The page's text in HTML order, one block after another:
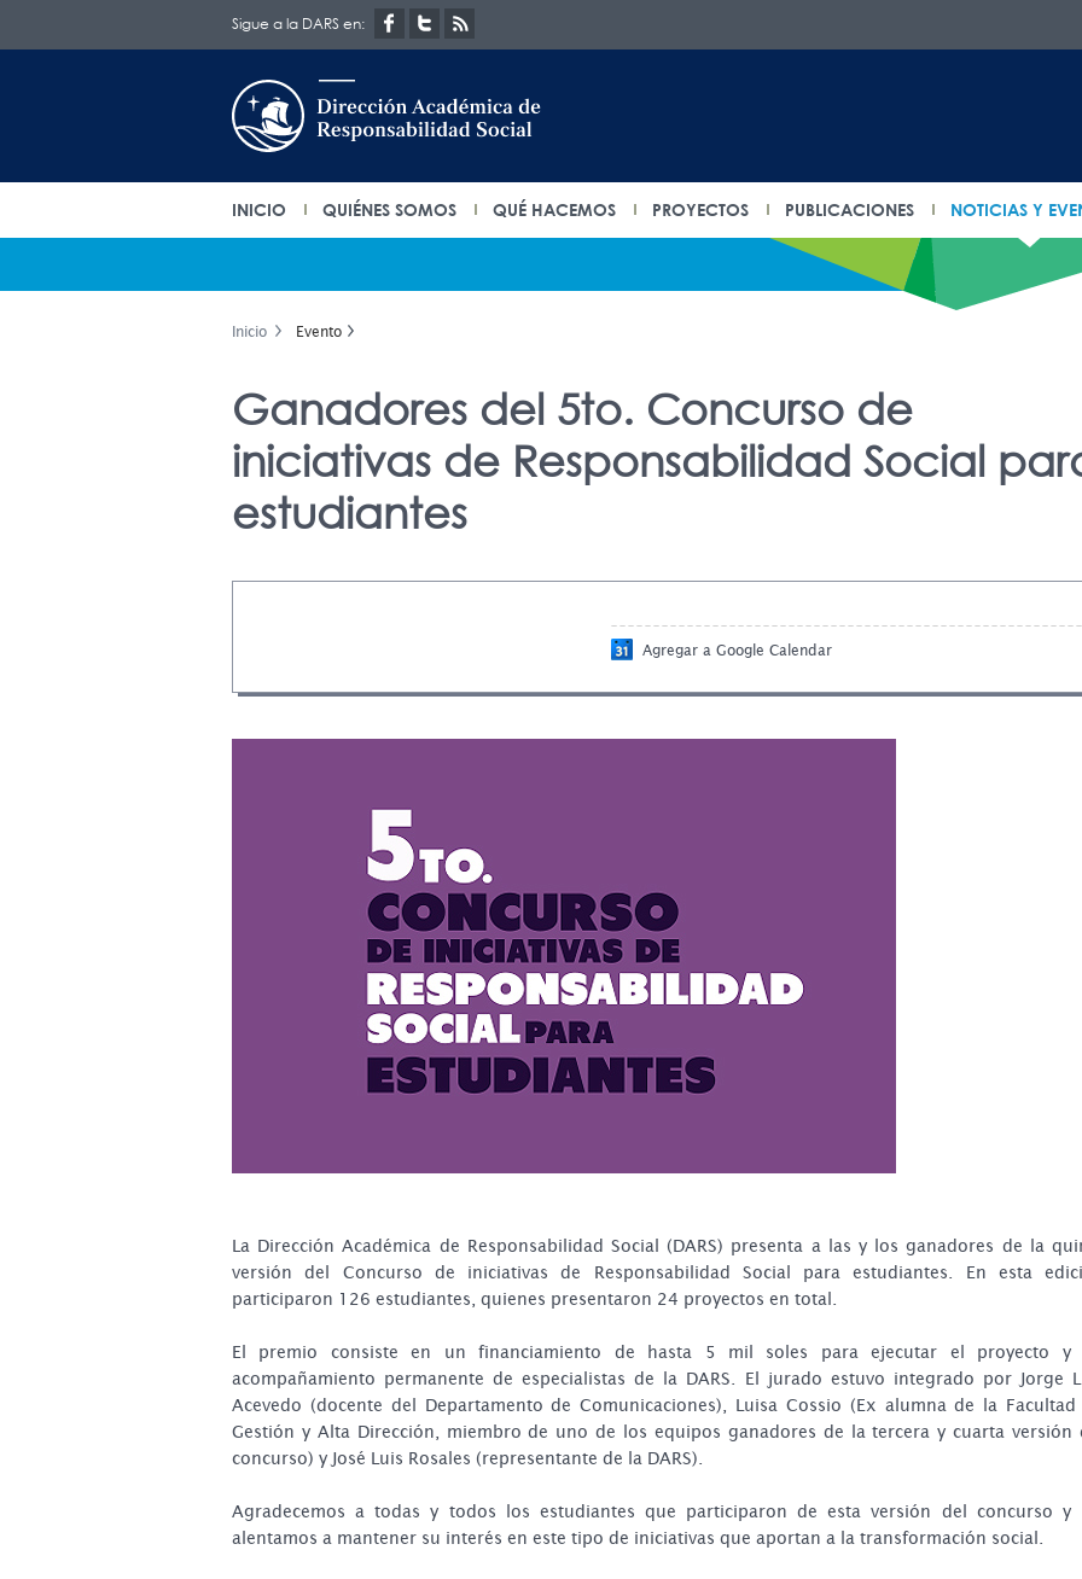
Sigue a la DARS en:
INICIO QUIÉNES SOMOS QUÉ HACEMOS PROYECTOS PUBLICACIONES NOTICIAS Y
Inicio Evento
Ganadores del 5to. Concurso de
iniciativas de Responsabilidad Social
estudiantes
Agregar a Google Calendar
La Dirección Académica de Responsabilidad Social (DARS) presenta a las y los ganadores de la
versión del Concurso de iniciativas de Responsabilidad Social para estudiantes. En esta
participaron 126 estudiantes, quienes presentaron 24 proyectos en total.
El premio consiste en un financiamiento de hasta 5 mil soles para ejecutar el proyecto y
acompañamiento permanente de especialistas de la DARS. El jurado estuvo integrado por Jorge
Acevedo (docente del Departamento de Comunicaciones), Luisa Cossio (Ex alumna de la Facultad
Gestión y Alta Dirección, miembro de uno de los equipos ganadores de la tercera y cuarta versión
concurso) y José Luis Rosales (representante de la DARS).
Agradecemos a todas y todos los estudiantes que participaron de esta versión del concurso y
alentamos a mantener su interés en este tipo de iniciativas que aportan a la transformación social.